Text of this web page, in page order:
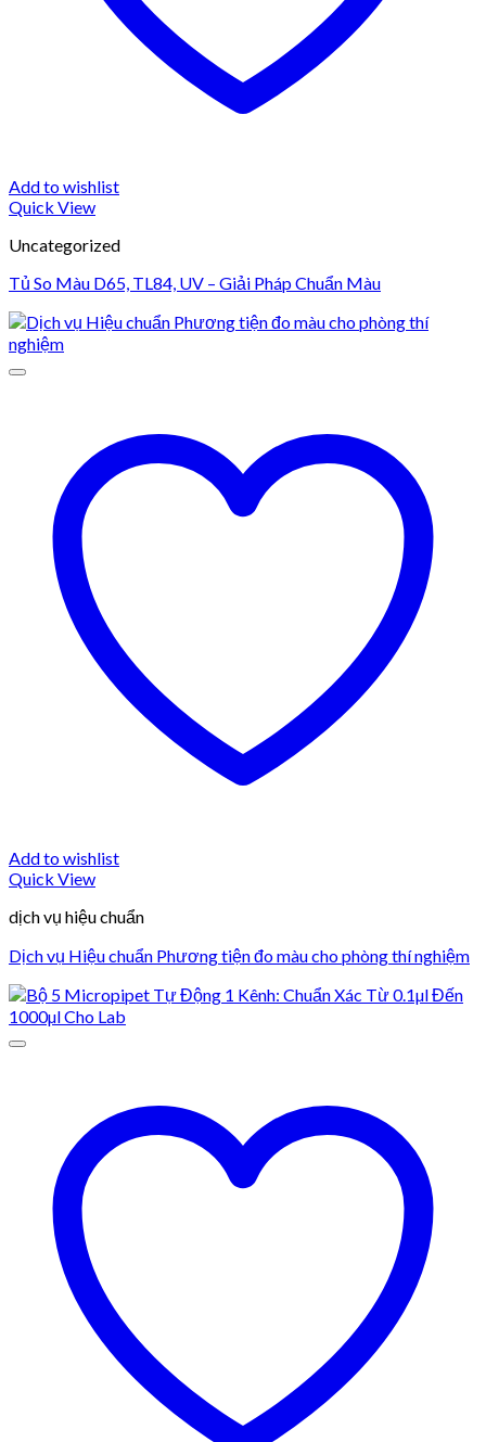
Add to wishlist
Quick View
Uncategorized
Tủ So Màu D65, TL84, UV – Giải Pháp Chuẩn Màu
Add to wishlist
Quick View
dịch vụ hiệu chuẩn
Dịch vụ Hiệu chuẩn Phương tiện đo màu cho phòng thí nghiệm